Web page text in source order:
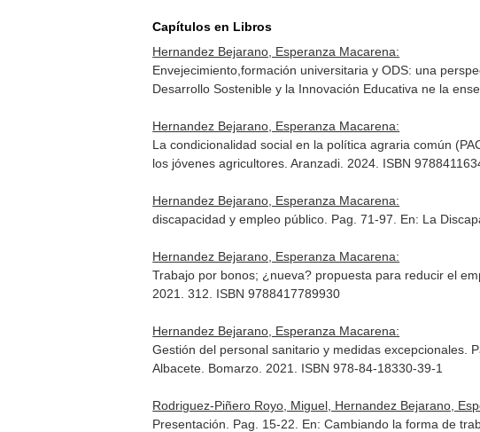
Capítulos en Libros
Hernandez Bejarano, Esperanza Macarena:
Envejecimiento,formación universitaria y ODS: una
Desarrollo Sostenible y la Innovación Educativa ne la
Hernandez Bejarano, Esperanza Macarena:
La condicionalidad social en la política agraria común
los jóvenes agricultores . Aranzadi. 2024. ISBN
Hernandez Bejarano, Esperanza Macarena:
discapacidad y empleo público. Pag. 71-97. En: La
Hernandez Bejarano, Esperanza Macarena:
Trabajo por bonos; ¿nueva? propuesta para reducir el
2021. 312. ISBN 9788417789930
Hernandez Bejarano, Esperanza Macarena:
Gestión del personal sanitario y medidas excepcionales.
Albacete. Bomarzo. 2021. ISBN 978-84-18330-39-1
Rodriguez-Piñero Royo, Miguel, Hernandez Bejarano,
Presentación. Pag. 15-22. En: Cambiando la forma de